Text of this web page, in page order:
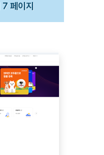
페이지